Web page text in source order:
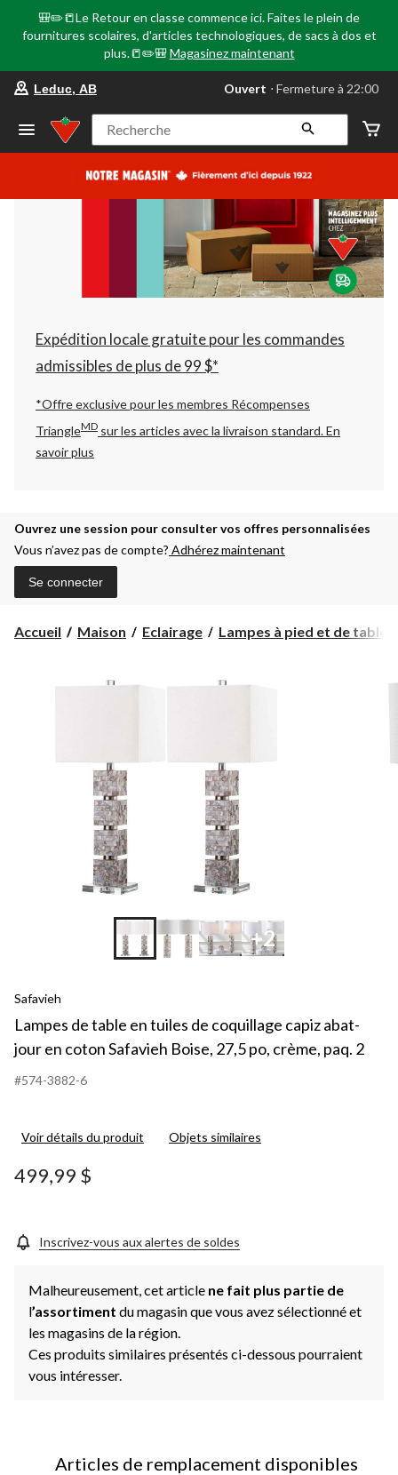
🎒✏️📒Le Retour en classe commence ici. Faites le plein de
fournitures scolaires, d'articles technologiques, de sacs à dos et
plus.📒✏️🎒 Magasinez maintenant
votre
préféré
Leduc,
AB,
courament
Fermeture
à
22:00
cliquer
pour
changer
Leduc, AB Ouvert ⋅ Fermeture à 22:00
Recherche
Expédition locale gratuite pour les commandes
admissibles de plus de 99 $*
*Offre exclusive pour les membres Récompenses
TriangleMD sur les articles avec la livraison standard.En
savoir plus
Ouvrez une session pour consulter vos offres personnalisées
Vous n’avez pas de compte? Adhérez maintenant
Se connecter
Accueil Maison Eclairage Lampes à pied et de table
+2
Safavieh
Lampes de table en tuiles de coquillage capiz abat-
jour en coton Safavieh Boise, 27,5 po, crème, paq. 2
#574-3882-6
Voir détails du produit Objets similaires
499,99 $
Inscrivez-vous aux alertes de soldes
Malheureusement, cet article ne fait plus partie de
l’assortiment du magasin que vous avez sélectionné et
les magasins de la région.
Ces produits similaires présentés ci-dessous pourraient
vous intéresser.
Articles de remplacement disponibles